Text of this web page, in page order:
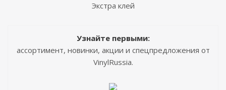
Экстра клей
Узнайте первыми:
ассортимент, новинки, акции и спецпредложения от
VinylRussia.